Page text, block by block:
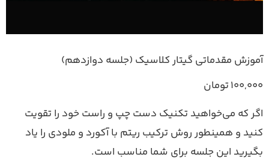
گیتار کلاسیک (جلسه دوازدهم)
تکنیک دست چپ و راست خود را تقویت
روش ترکیب ریتم با آکورد و ملودی را یاد
جلسه برای شما مناسب است.